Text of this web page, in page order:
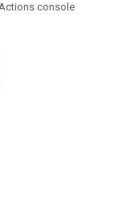
console